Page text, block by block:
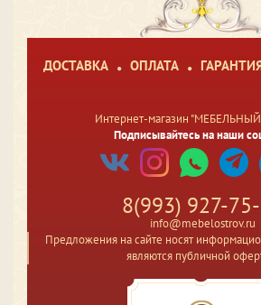
ДОСТАВКА ОПЛАТА
Интернет-магазин
Подписывайтесь на наши
8(993) 927-
info@mebelostrov.ru
Предложения на сайте носят
являются публичной